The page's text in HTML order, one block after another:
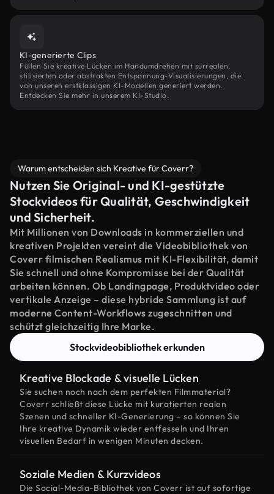
KI-generierte Clips
Füllen Sie kreative Lücken im Handumdrehen mit surrealen,
stilisierten oder abstrakten Entspannung-Visualisierungen, die
von unseren erstklassigen KI-Modellen generiert werden.
Entdecken Sie mehr in unserem KI-Studio.
Warum entscheiden sich Kreative für Coverr?
Nutzen Sie Original- und KI-gestützte
Stockvideos für Qualität, Geschwindigkeit
und Sicherheit.
Mit Millionen von Downloads in kommerziellen und
kreativen Projekten vereint die Videobibliothek von
Coverr filmischen Realismus mit KI-Flexibilität, damit
Sie schnell und ohne Kompromisse bei der Qualität
arbeiten können. Ob Landingpage, Produktvideo oder
vertikale Anzeige – diese hybride Sammlung ist auf
moderne Content-Workflows zugeschnitten und
schützt gleichzeitig Ihre Marke.
Stockvideobibliothek erkunden
Kreative Blockade & visuelle Lücken
Sie suchen noch nach dem perfekten Filmmaterial?
Coverr schließt diese Lücke mit kuratierten realen
Szenen und schneller KI-Generierung – so können Sie
Ihre kreative Dynamik wieder entfesseln und Ihren
visuellen Bedarf in wenigen Minuten decken.
Soziale Medien & Kurzvideos
Die Social-Media-Bibliothek von Coverr ist auf sofortige